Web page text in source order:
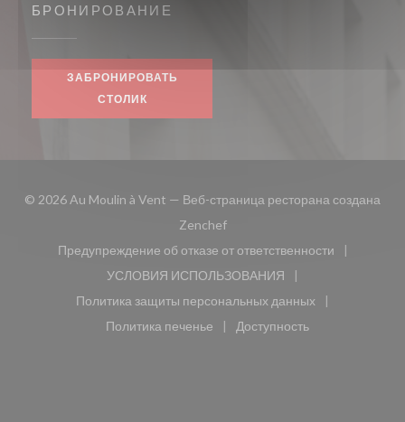
БРОНИРОВАНИЕ
ЗАБРОНИРОВАТЬ
СТОЛИК
© 2026 Au Moulin à Vent — Веб-страница ресторана создана
Zenchef((открывается в новом окне))
Предупреждение об отказе от ответственности
((открывается в новом окне))
УСЛОВИЯ ИСПОЛЬЗОВАНИЯ
((открывается в новом окне))
Политика защиты персональных данных
((открывается в новом окне))
Политика печенье
((открывается в новом окне))
Доступность